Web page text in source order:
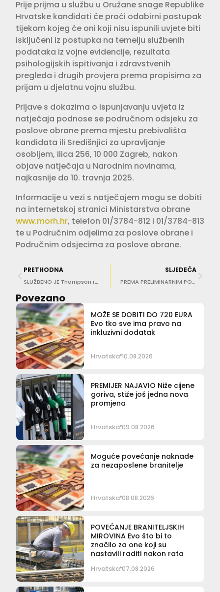
Prije prijma u službu u Oružane snage Republike
Hrvatske kandidati će proći odabirni postupak
tijekom kojeg će oni koji nisu ispunili uvjete biti
isključeni iz postupka na temelju službenih
podataka iz vojne evidencije, rezultata
psihologijskih ispitivanja i zdravstvenih
pregleda i drugih provjera prema propisima za
prijam u djelatnu vojnu službu.
Prijave s dokazima o ispunjavanju uvjeta iz
natječaja podnose se područnom odsjeku za
poslove obrane prema mjestu prebivališta
kandidata ili Središnjici za upravljanje
osobljem, Ilica 256, 10 000 Zagreb, nakon
objave natječaja u Narodnim novinama,
najkasnije do 10. travnja 2025.
Informacije u vezi s natječajem mogu se dobiti
na internetskoj stranici Ministarstva obrane
www.morh.hr, telefon 01/3784-812 i 01/3784-813
te u Područnim odjelima za poslove obrane i
Područnim odsjecima za poslove obrane.
PRETHODNA
SLUŽBENO JE Thompson rasprodao Hipodrom!
SLJEDEĆA
PREMA PRELIMINARNIM PODACIMA Sindikalisti: Štrajk u Dalmaciji je uspio
Povezano
MOŽE SE DOBITI DO 720 EURA
Evo tko sve ima pravo na
inkluzivni dodatak
Hrvatska 10.08.2026
PREMIJER NAJAVIO Niže cijene
goriva, stiže još jedna nova
promjena
Hrvatska 09.08.2026
Moguće povećanje naknade
za nezaposlene branitelje
Hrvatska 08.08.2026
POVEĆANJE BRANITELJSKIH
MIROVINA Evo što bi to
značilo za one koji su
nastavili raditi nakon rata
Hrvatska 07.08.2026